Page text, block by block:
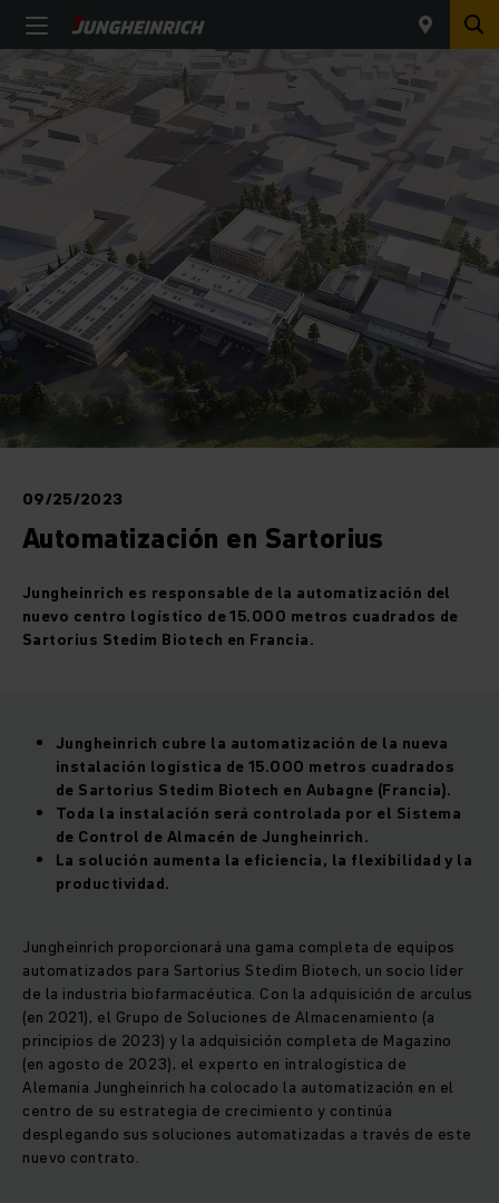
09/25/2023
Automatización en Sartorius
Jungheinrich es responsable de la automatización del
nuevo centro logístico de 15.000 metros cuadrados de
Sartorius Stedim Biotech en Francia.
Jungheinrich cubre la automatización de la nueva
instalación logística de 15.000 metros cuadrados
de Sartorius Stedim Biotech en Aubagne (Francia).
Toda la instalación será controlada por el Sistema
de Control de Almacén de Jungheinrich.
La solución aumenta la eficiencia, la flexibilidad y la
productividad.
Jungheinrich proporcionará una gama completa de equipos
automatizados para Sartorius Stedim Biotech, un socio líder
de la industria biofarmacéutica. Con la adquisición de arculus
(en 2021), el Grupo de Soluciones de Almacenamiento (a
principios de 2023) y la adquisición completa de Magazino
(en agosto de 2023), el experto en intralogística de
Alemania Jungheinrich ha colocado la automatización en el
centro de su estrategia de crecimiento y continúa
desplegando sus soluciones automatizadas a través de este
nuevo contrato.